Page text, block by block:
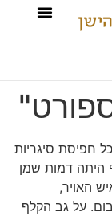
לכל חפיסת סיגריות
היתה דמות שמן
האויר,
על גב הקלף